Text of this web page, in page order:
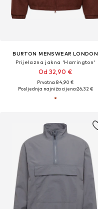
BURTON MENSWEAR LONDON
Prijelazna jakna 'Harrington'
Od 32,90 €
Prvotno: 84,90 €
Posljednja najniža cijena:26,32 €